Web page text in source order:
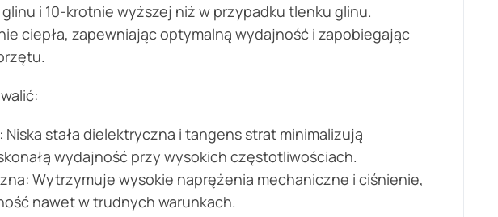
i 10-krotnie wyższej niż w przypadku tlenku glinu.
ciepła, zapewniając optymalną wydajność i zapobiegając
stała dielektryczna i tangens strat minimalizują
wydajność przy wysokich częstotliwościach.
Wytrzymuje wysokie naprężenia mechaniczne i ciśnienie,
nawet w trudnych warunkach.